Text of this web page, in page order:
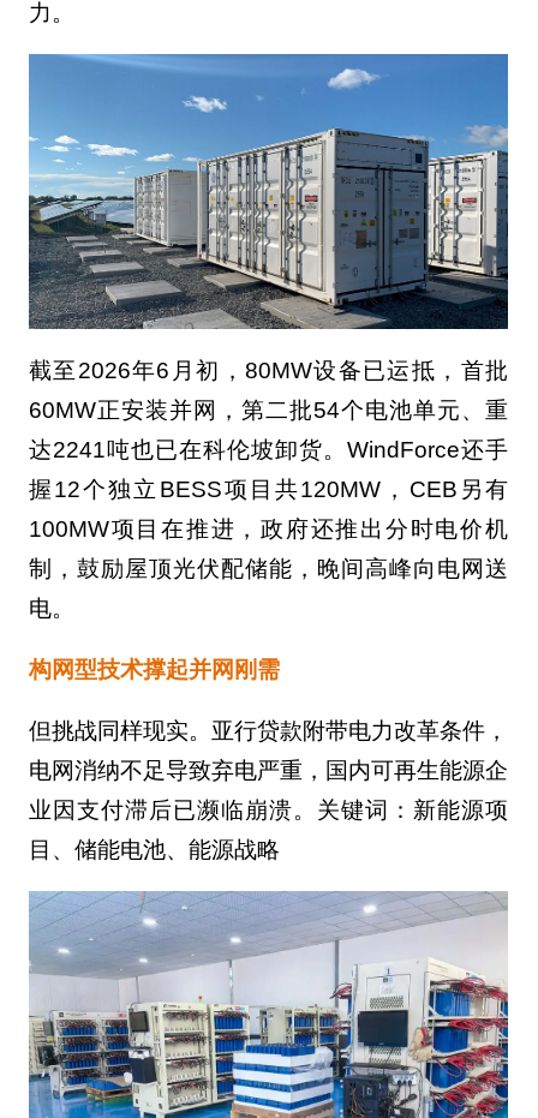
力。
截至2026年6月初，80MW设备已运抵，首批
60MW正安装并网，第二批54个电池单元、重
达2241吨也已在科伦坡卸货。WindForce还手
握12个独立BESS项目共120MW，CEB另有
100MW项目在推进，政府还推出分时电价机
制，鼓励屋顶光伏配储能，晚间高峰向电网送
电。
构网型技术撑起并网刚需
但挑战同样现实。亚行贷款附带电力改革条件，
电网消纳不足导致弃电严重，国内可再生能源企
业因支付滞后已濒临崩溃。关键词：新能源项
目、储能电池、能源战略